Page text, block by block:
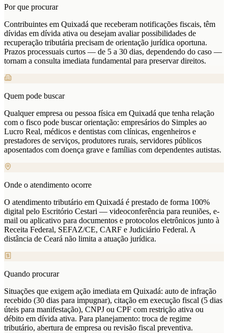
Por que procurar
Contribuintes em Quixadá que receberam notificações fiscais, têm
dívidas em dívida ativa ou desejam avaliar possibilidades de
recuperação tributária precisam de orientação jurídica oportuna.
Prazos processuais curtos — de 5 a 30 dias, dependendo do caso —
tornam a consulta imediata fundamental para preservar direitos.
Quem pode buscar
Qualquer empresa ou pessoa física em Quixadá que tenha relação
com o fisco pode buscar orientação: empresários do Simples ao
Lucro Real, médicos e dentistas com clínicas, engenheiros e
prestadores de serviços, produtores rurais, servidores públicos
aposentados com doença grave e famílias com dependentes autistas.
Onde o atendimento ocorre
O atendimento tributário em Quixadá é prestado de forma 100%
digital pelo Escritório Cestari — videoconferência para reuniões, e-
mail ou aplicativo para documentos e protocolos eletrônicos junto à
Receita Federal, SEFAZ/CE, CARF e Judiciário Federal. A
distância de Ceará não limita a atuação jurídica.
Quando procurar
Situações que exigem ação imediata em Quixadá: auto de infração
recebido (30 dias para impugnar), citação em execução fiscal (5 dias
úteis para manifestação), CNPJ ou CPF com restrição ativa ou
débito em dívida ativa. Para planejamento: troca de regime
tributário, abertura de empresa ou revisão fiscal preventiva.